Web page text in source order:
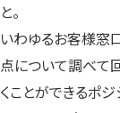
と。
いわゆるお客様窓
点について調べて
くことができるポジ